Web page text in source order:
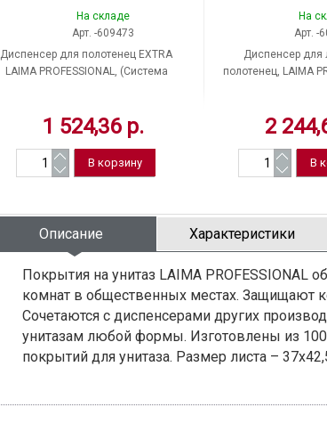
На складе
Арт. -609473
Диспенсер для полотенец EXTRA
LAIMA PROFESSIONAL, (Система
1 524,36 р.
На
Арт. -
Диспенсер для
полотенец, LAIMA
2
Описание Характеристики
Покрытия на унитаз LAIMA
комнат в общественных местах. Защищают
Сочетаются с диспенсерами других
унитазам любой формы. Изготовлены из
покрытий для унитаза. Размер листа –